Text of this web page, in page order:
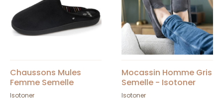
Chaussons Mules
Femme Semelle
Ergonomique -
Isotoner
Mocassin Homme Gris
Semelle - Isotoner
Isotoner